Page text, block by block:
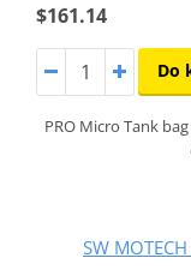
$161.14
Do
PRO Micro Tank
SW